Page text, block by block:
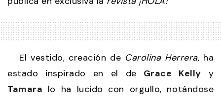
El vestido, creación de Carolina Herrera, ha
estado inspirado en el de Grace Kelly y
Tamara lo ha lucido con orgullo, notándose